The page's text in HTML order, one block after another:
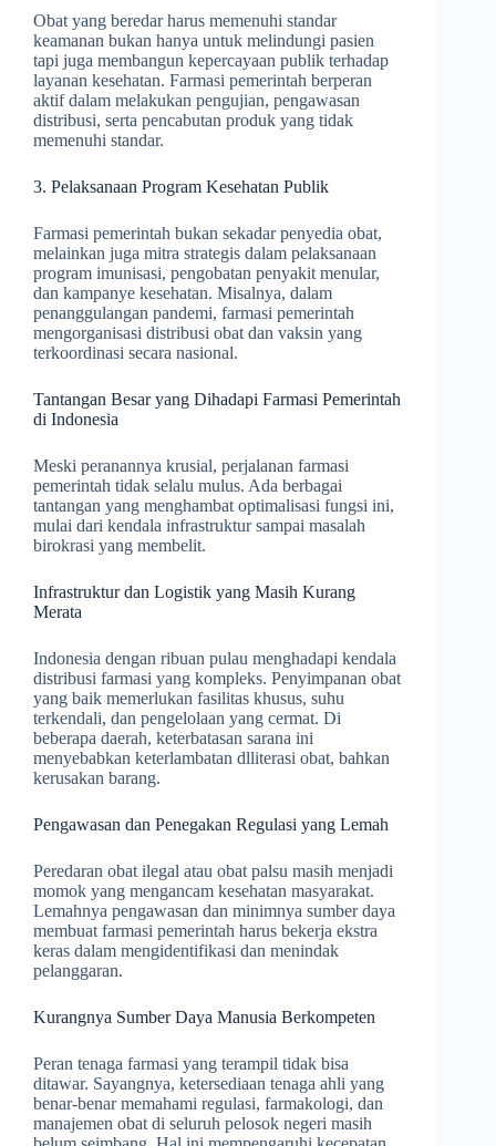
Obat yang beredar harus memenuhi standar
keamanan bukan hanya untuk melindungi pasien
tapi juga membangun kepercayaan publik terhadap
layanan kesehatan. Farmasi pemerintah berperan
aktif dalam melakukan pengujian, pengawasan
distribusi, serta pencabutan produk yang tidak
memenuhi standar.
3. Pelaksanaan Program Kesehatan Publik
Farmasi pemerintah bukan sekadar penyedia obat,
melainkan juga mitra strategis dalam pelaksanaan
program imunisasi, pengobatan penyakit menular,
dan kampanye kesehatan. Misalnya, dalam
penanggulangan pandemi, farmasi pemerintah
mengorganisasi distribusi obat dan vaksin yang
terkoordinasi secara nasional.
Tantangan Besar yang Dihadapi Farmasi Pemerintah
di Indonesia
Meski peranannya krusial, perjalanan farmasi
pemerintah tidak selalu mulus. Ada berbagai
tantangan yang menghambat optimalisasi fungsi ini,
mulai dari kendala infrastruktur sampai masalah
birokrasi yang membelit.
Infrastruktur dan Logistik yang Masih Kurang
Merata
Indonesia dengan ribuan pulau menghadapi kendala
distribusi farmasi yang kompleks. Penyimpanan obat
yang baik memerlukan fasilitas khusus, suhu
terkendali, dan pengelolaan yang cermat. Di
beberapa daerah, keterbatasan sarana ini
menyebabkan keterlambatan dlliterasi obat, bahkan
kerusakan barang.
Pengawasan dan Penegakan Regulasi yang Lemah
Peredaran obat ilegal atau obat palsu masih menjadi
momok yang mengancam kesehatan masyarakat.
Lemahnya pengawasan dan minimnya sumber daya
membuat farmasi pemerintah harus bekerja ekstra
keras dalam mengidentifikasi dan menindak
pelanggaran.
Kurangnya Sumber Daya Manusia Berkompeten
Peran tenaga farmasi yang terampil tidak bisa
ditawar. Sayangnya, ketersediaan tenaga ahli yang
benar-benar memahami regulasi, farmakologi, dan
manajemen obat di seluruh pelosok negeri masih